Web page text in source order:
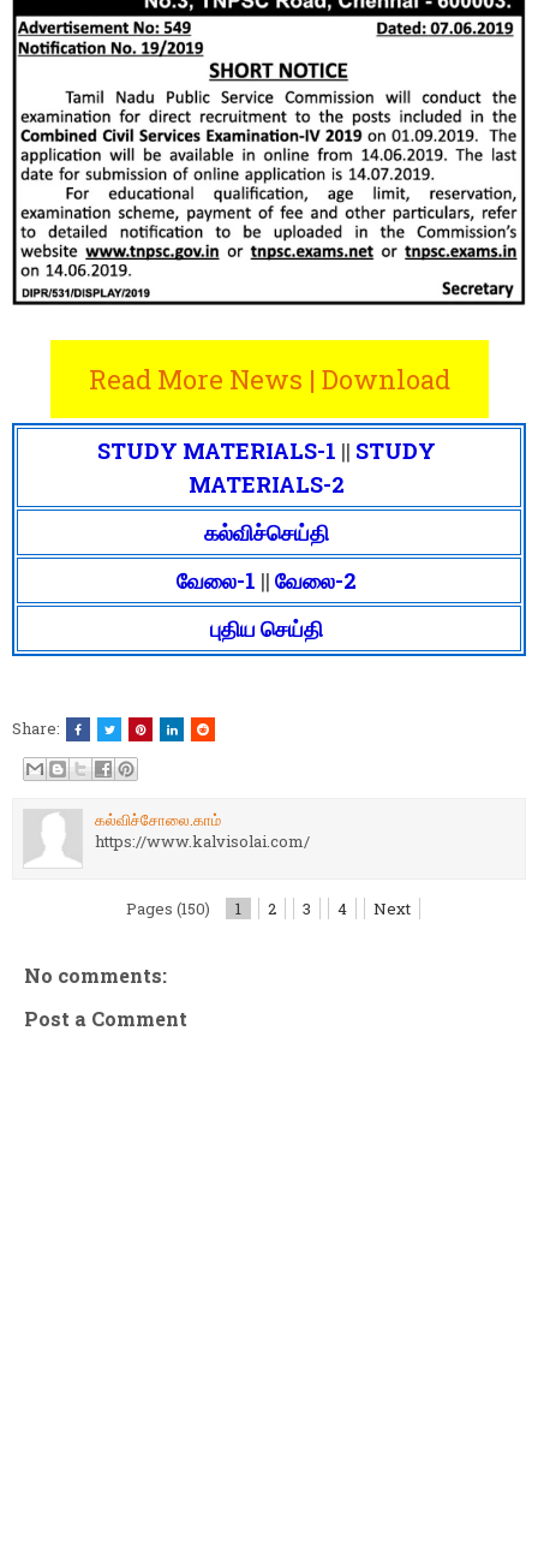
Read More News | Download
STUDY MATERIALS-1 || STUDY
MATERIALS-2
கல்விச்செய்தி
வேலை-1 || வேலை-2
புதிய செய்தி
Share:
கல்விச்சோலை.காம்
https://www.kalvisolai.com/
Pages (150) 1 2 3 4 Next
No comments:
Post a Comment